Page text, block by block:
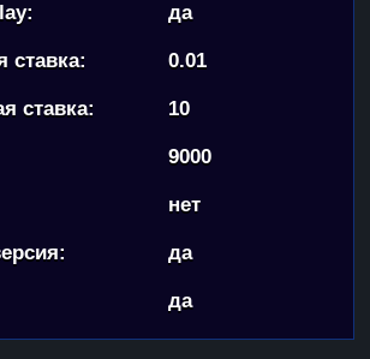
да
ставка: 0.01
ставка: 10
9000
нет
да
да